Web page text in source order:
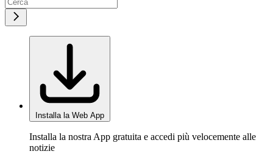
Installa la Web App
Installa la nostra App gratuita e accedi più velocemente alle
notizie